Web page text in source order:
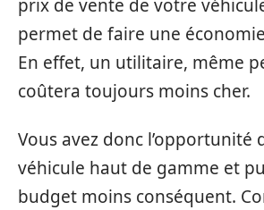
prix de vente de votre
permet de faire une
En effet, un utilitaire, même
coûtera toujours moins cher.
Vous avez donc l’opportunité
véhicule haut de gamme et
budget moins conséquent.